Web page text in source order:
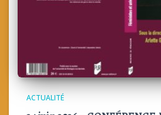
ACTUALITÉ